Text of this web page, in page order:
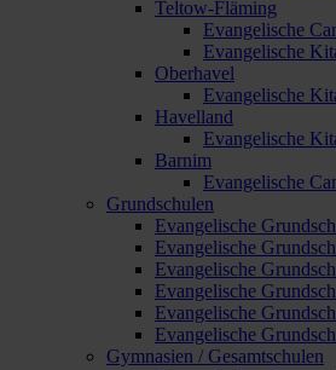
Teltow-Fläming
Evangelische
Evangelische
Oberhavel
Evangelische
Havelland
Evangelische
Barnim
Evangelische
Grundschulen
Evangelische
Evangelische
Evangelische
Evangelische
Evangelische
Evangelische
Gymnasien / Gesamtschulen